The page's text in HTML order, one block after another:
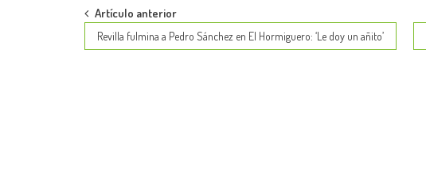
Post
navigation
Artículo anterior
Revilla fulmina a Pedro Sánchez en El Hormiguero: ‘Le doy un añito’